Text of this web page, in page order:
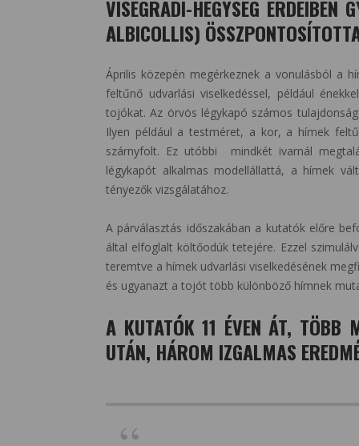
VISEGRÁDI-HEGYSÉG ERDEIBEN
ALBICOLLIS)
Április közepén megérkeznek a vonulásból a
feltűnő udvarlási viselkedéssel, például
tojókat. Az örvös légykapó számos
Ilyen például a testméret, a kor, a hímek
szárnyfolt. Ez utóbbi mindkét ivarnál
légykapót alkalmas modellállattá, a hímek
tényezők vizsgálatához.
A párválasztás időszakában a kutatók előre
által elfoglalt költőodúk tetejére. Ezzel
teremtve a hímek udvarlási viselkedésének
és ugyanazt a tojót több különböző hímnek
A KUTATÓK 11 ÉVEN ÁT, TÖBB
UTÁN, HÁROM IZGALMAS